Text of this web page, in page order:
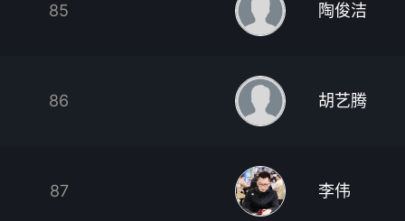
85 陶俊洁
86 胡艺腾
87 李伟